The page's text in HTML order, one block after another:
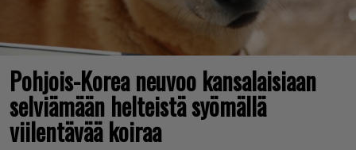
Pohjois-Korea neuvoo kansalaisiaan
selviämään helteistä syömällä
viilentävää koiraa